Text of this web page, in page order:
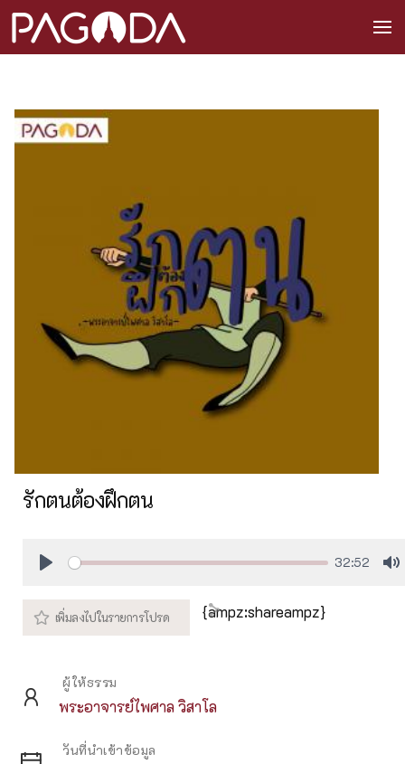
รักตนต้องฝึกตน
32:52
{ampz:shareampz}
ผู้ให้ธรรม
พระอาจารย์ไพศาล วิสาโล
วันที่นำเข้าข้อมูล